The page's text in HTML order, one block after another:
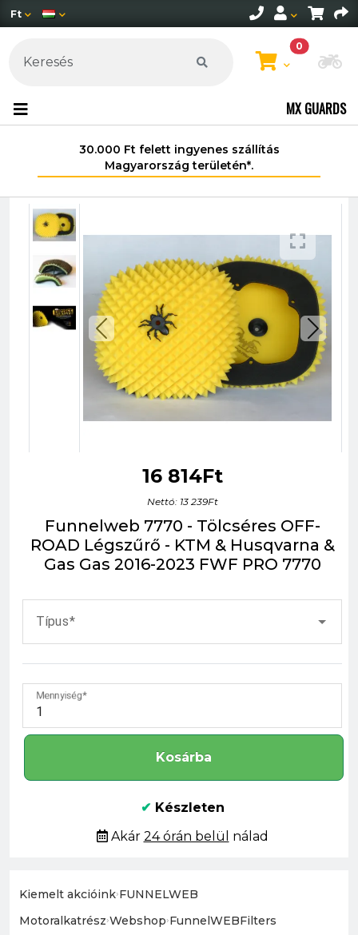
Ft
0
MX GUARDS
30.000 Ft felett ingyenes szállítás
Magyarország területén*.
16 814Ft
Nettó: 13 239Ft
Funnelweb 7770 - Tölcséres OFF-
ROAD Légszűrő - KTM & Husqvarna &
Gas Gas 2016-2023 FWF PRO 7770
Típus
Mennyiség
Kosárba
✔ Készleten
Akár 24 órán belül nálad
Kiemelt akcióink›FUNNELWEB
Motoralkatrész›Webshop›FunnelWEBFilters